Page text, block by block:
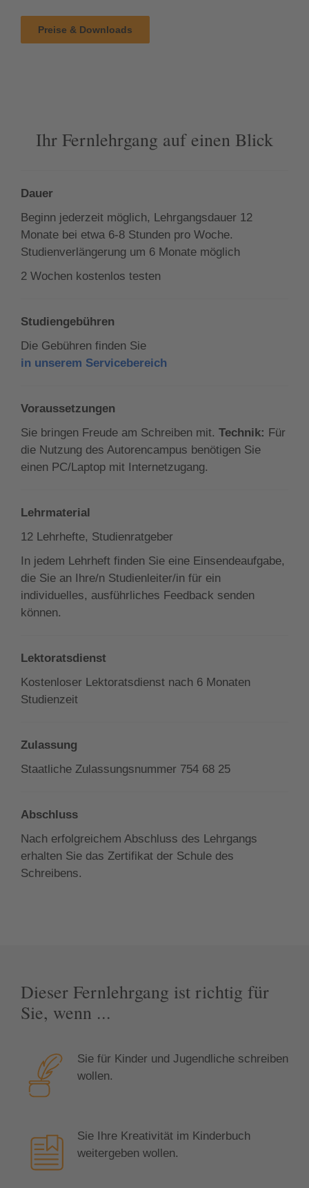
Preise & Downloads
Ihr Fernlehrgang auf einen Blick
Dauer
Beginn jederzeit möglich, Lehrgangsdauer 12
Monate bei etwa 6-8 Stunden pro Woche.
Studienverlängerung um 6 Monate möglich
2 Wochen kostenlos testen
Studiengebühren
Die Gebühren finden Sie
in unserem Servicebereich
Voraussetzungen
Sie bringen Freude am Schreiben mit. Technik: Für
die Nutzung des Autorencampus benötigen Sie
einen PC/Laptop mit Internetzugang.
Lehrmaterial
12 Lehrhefte, Studienratgeber
In jedem Lehrheft finden Sie eine Einsendeaufgabe,
die Sie an Ihre/n Studienleiter/in für ein
individuelles, ausführliches Feedback senden
können.
Lektoratsdienst
Kostenloser Lektoratsdienst nach 6 Monaten
Studienzeit
Zulassung
Staatliche Zulassungsnummer 754 68 25
Abschluss
Nach erfolgreichem Abschluss des Lehrgangs
erhalten Sie das Zertifikat der Schule des
Schreibens.
Dieser Fernlehrgang ist richtig für
Sie, wenn ...
Sie für Kinder und Jugendliche schreiben
wollen.
Sie Ihre Kreativität im Kinderbuch
weitergeben wollen.